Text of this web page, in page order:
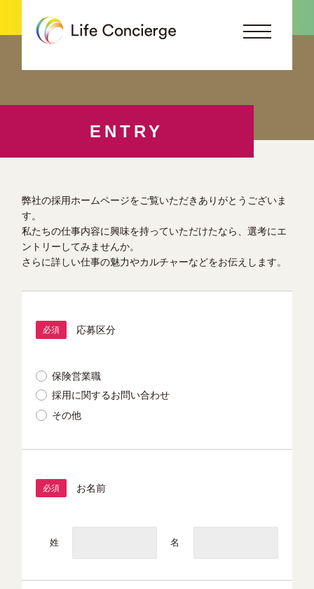
ENTRY
弊社の採用ホームページをご覧いただきありがとうございま
す。
私たちの仕事内容に興味を持っていただけたなら、選考にエ
ントリーしてみませんか。
さらに詳しい仕事の魅力やカルチャーなどをお伝えします。
必須 応募区分
保険営業職
採用に関するお問い合わせ
その他
必須 お名前
姓 名